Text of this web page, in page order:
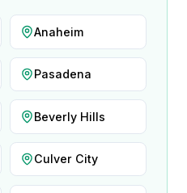
Anaheim
Pasadena
Beverly Hills
Culver City